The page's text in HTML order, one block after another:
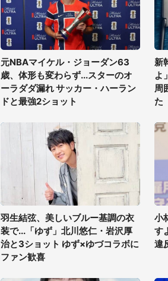
元NBAマイケル・ジョーダン63
歳、体形も変わらず...スターのオ
ーラダダ漏れ サッカー・ハーラン
ドと最強2ショット
新
よ
周
た
羽生結弦、美しいブルー基調の衣
装で...「ゆず」北川悠仁・岩沢厚
治と3ショット ゆず×ゆづコラボに
ファン歓喜
小
す
違